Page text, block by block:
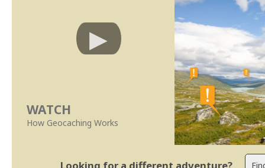
WATCH
How Geocaching Works